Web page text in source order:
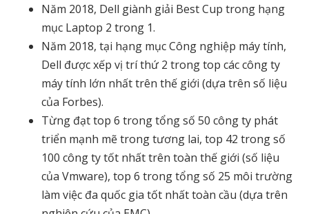
Năm 2018, Dell giành giải Best Cup trong hạng
mục Laptop 2 trong 1.
Năm 2018, tại hạng mục Công nghiệp máy tính,
Dell được xếp vị trí thứ 2 trong top các công ty
máy tính lớn nhất trên thế giới (dựa trên số liệu
của Forbes).
Từng đạt top 6 trong tổng số 50 công ty phát
triển mạnh mẽ trong tương lai, top 42 trong số
100 công ty tốt nhất trên toàn thế giới (số liệu
của Vmware), top 6 trong tổng số 25 môi trường
làm việc đa quốc gia tốt nhất toàn cầu (dựa trên